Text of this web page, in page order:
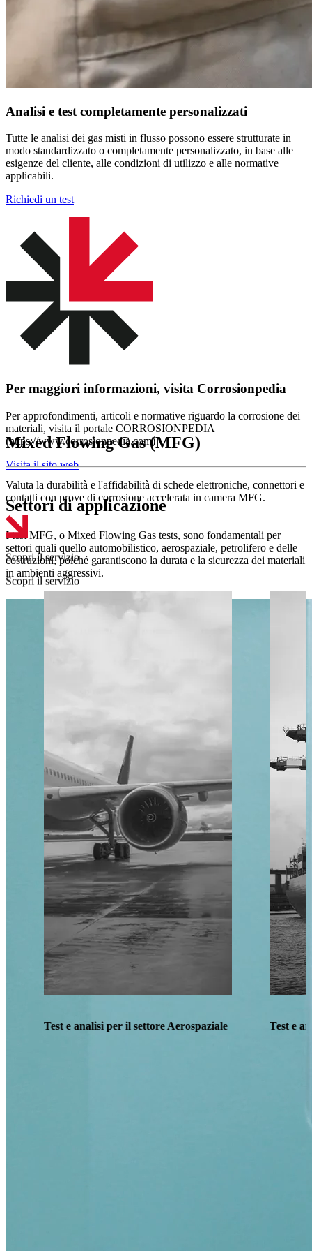
Mixed Flowing Gas (MFG)
Valuta la durabilità e l'affidabilità di schede elettroniche, connettori e
contatti con prove di corrosione accelerata in camera MFG.
Scopri il servizio
Scopri il servizio
Analisi e test completamente personalizzati
Tutte le analisi dei gas misti in flusso possono essere strutturate in
modo standardizzato o completamente personalizzato, in base alle
esigenze del cliente, alle condizioni di utilizzo e alle normative
applicabili.
Richiedi un test
Per maggiori informazioni, visita Corrosionpedia
Per approfondimenti, articoli e normative riguardo la corrosione dei
materiali, visita il portale CORROSIONPEDIA
(https://www.corrosionpedia.com)
Visita il sito web
Settori di applicazione
I test MFG, o Mixed Flowing Gas tests, sono fondamentali per
settori quali quello automobilistico, aerospaziale, petrolifero e delle
costruzioni, poiché garantiscono la durata e la sicurezza dei materiali
in ambienti aggressivi.
Test e analisi per il settore Aerospaziale Test e